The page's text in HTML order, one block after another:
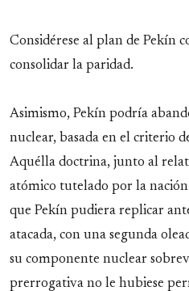
Considérese al plan de Pekín
consolidar la paridad.
Asimismo, Pekín podría
nuclear, basada en el criterio
Aquélla doctrina, junto al
atómico tutelado por la nación
que Pekín pudiera replicar
atacada, con una segunda
su componente nuclear
prerrogativa no le hubiese